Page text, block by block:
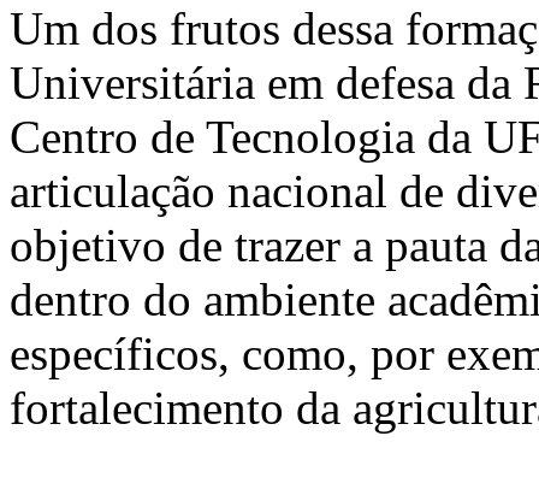
Um dos frutos dessa
Universitária em defesa
Centro de Tecnologia da
articulação nacional de
objetivo de trazer a pauta
dentro do ambiente
específicos, como, por
fortalecimento da